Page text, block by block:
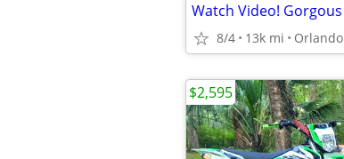
8/4 13k mi Orlando
$2,595